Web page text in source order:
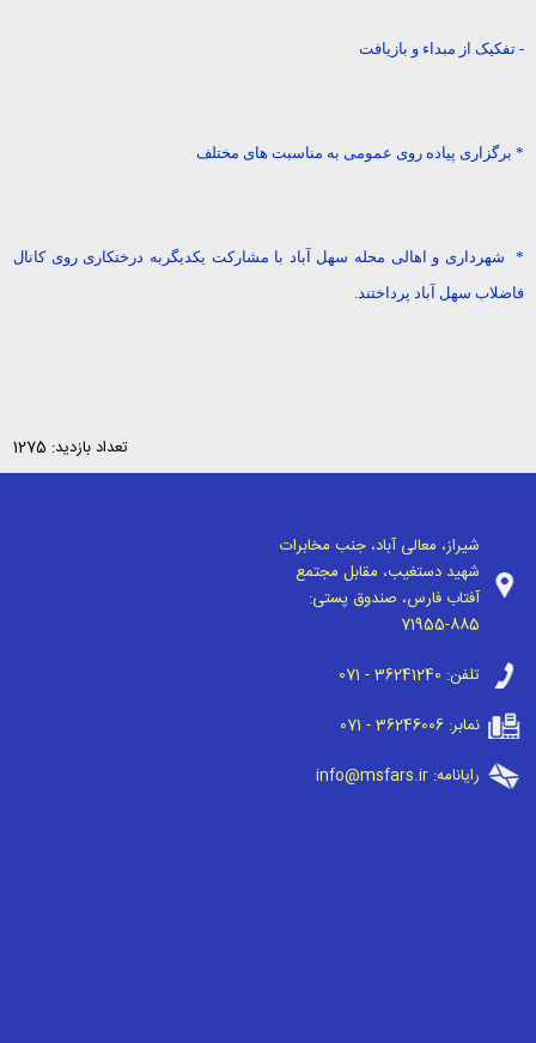
- تفکیک از مبداء و بازیافت
* برگزاری پیاده روی عمومی به مناسبت های مختلف
* شهرداری و اهالی محله سهل آباد با مشارکت یکدیگربه درختکاری روی کانال
فاضلاب سهل آباد پرداختند.
تعداد بازدید: 1275
شیراز، معالی آباد، جنب مخابرات
شهید دستغیب، مقابل مجتمع
آفتاب فارس، صندوق پستی:
71955-885
تلفن: 071 - 36241240
نمابر:071 - 36246006
رایانامه:info@msfars.ir